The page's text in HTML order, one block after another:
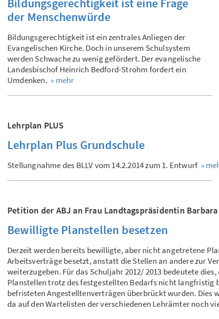
Bildungsgerechtigkeit ist eine Frage
der Menschenwürde
Bildungsgerechtigkeit ist ein zentrales Anliegen der
Evangelischen Kirche. Doch in unserem Schulsystem
werden Schwache zu wenig gefördert. Der evangelische
Landesbischof Heinrich Bedford-Strohm fordert ein
Umdenken. » mehr
Lehrplan PLUS
Lehrplan Plus Grundschule
Stellungnahme des BLLV vom 14.2.2014 zum 1. Entwurf »
Petition der ABJ an Frau Landtagspräsidentin
Bewilligte Planstellen besetzen
Derzeit werden bereits bewilligte, aber nicht angetretene
Arbeitsverträge besetzt, anstatt die Stellen an andere zur
weiterzugeben. Für das Schuljahr 2012/ 2013 bedeutete dies,
Planstellen trotz des festgestellten Bedarfs nicht langfristig
befristeten Angestelltenverträgen überbrückt wurden. Dies
da auf den Wartelisten der verschiedenen Lehrämter noch